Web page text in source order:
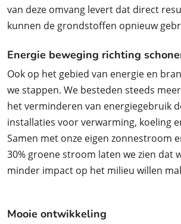
van deze omvang levert dat direct
kunnen de grondstoffen opnieuw
Energie beweging richting
Ook op het gebied van energie en
we stappen. We besteden steeds
het verminderen van energiegebruik
installaties voor verwarming, koeling
Samen met onze eigen zonnestroom
30% groene stroom laten we zien dat
minder impact op het milieu willen
Mooie ontwikkeling